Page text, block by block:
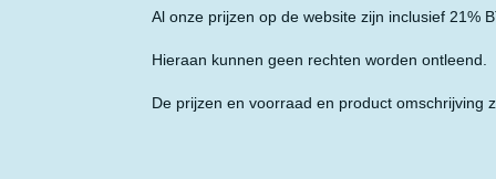
Al onze prijzen op de website zijn inclusief 21%
Hieraan kunnen geen rechten worden ontleend.
De prijzen en voorraad en product omschrijving